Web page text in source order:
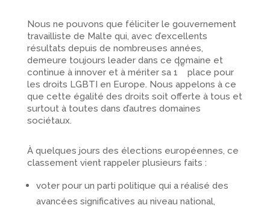
Nous ne pouvons que féliciter le gouvernement
travailliste de Malte qui, avec d’excellents
résultats depuis de nombreuses années,
demeure toujours leader dans ce domaine et
continue à innover et à mériter sa 1
re
place pour
les droits LGBTI en Europe. Nous appelons à ce
que cette égalité des droits soit offerte à tous et
surtout à toutes dans d’autres domaines
sociétaux.
À quelques jours des élections européennes, ce
classement vient rappeler plusieurs faits :
voter pour un parti politique qui a réalisé des
avancées significatives au niveau national,